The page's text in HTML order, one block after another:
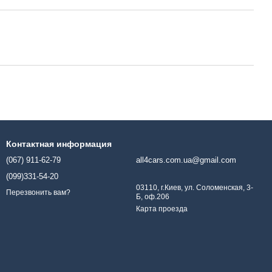
Контактная информация
(067) 911-62-79
(099)331-54-20
Перезвонить вам?
all4cars.com.ua@gmail.com
03110, г.Киев, ул. Соломенская, 3-
Б, оф.206
Карта проезда